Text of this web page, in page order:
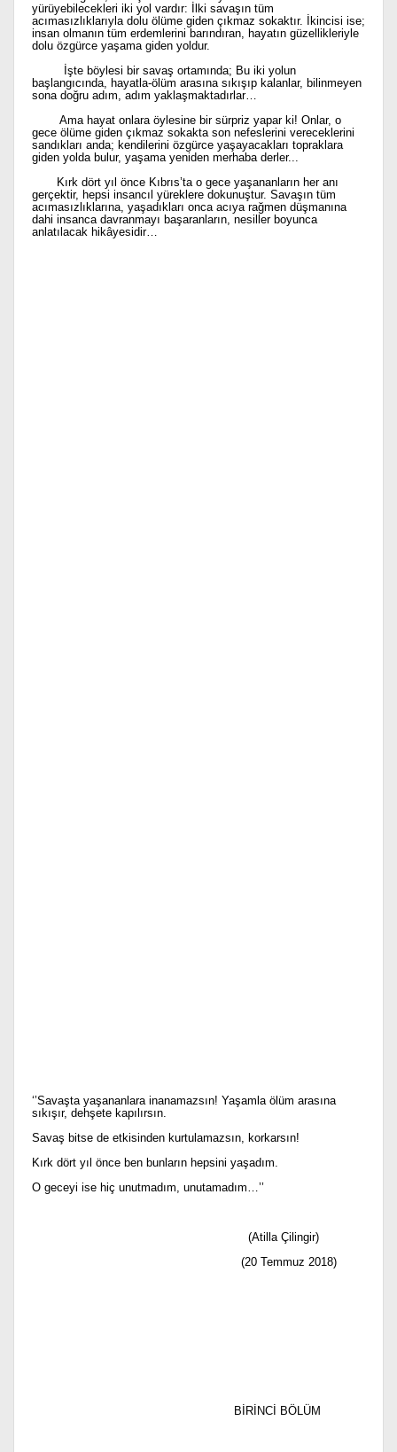
yürüyebilecekleri iki yol vardır: İlki savaşın tüm
acımasızlıklarıyla dolu ölüme giden çıkmaz sokaktır. İkincisi ise;
insan olmanın tüm erdemlerini barındıran, hayatın güzellikleriyle
dolu özgürce yaşama giden yoldur.
İşte böylesi bir savaş ortamında; Bu iki yolun
başlangıcında, hayatla-ölüm arasına sıkışıp kalanlar, bilinmeyen
sona doğru adım, adım yaklaşmaktadırlar…
Ama hayat onlara öylesine bir sürpriz yapar ki! Onlar, o
gece ölüme giden çıkmaz sokakta son nefeslerini vereceklerini
sandıkları anda; kendilerini özgürce yaşayacakları topraklara
giden yolda bulur, yaşama yeniden merhaba derler...
Kırk dört yıl önce Kıbrıs’ta o gece yaşananların her anı
gerçektir, hepsi insancıl yüreklere dokunuştur. Savaşın tüm
acımasızlıklarına, yaşadıkları onca acıya rağmen düşmanına
dahi insanca davranmayı başaranların, nesiller boyunca
anlatılacak hikâyesidir…
‘’Savaşta yaşananlara inanamazsın! Yaşamla ölüm arasına
sıkışır, dehşete kapılırsın.
Savaş bitse de etkisinden kurtulamazsın, korkarsın!
Kırk dört yıl önce ben bunların hepsini yaşadım.
O geceyi ise hiç unutmadım, unutamadım…’’
(Atilla Çilingir)
(20 Temmuz 2018)
BİRİNCİ BÖLÜM